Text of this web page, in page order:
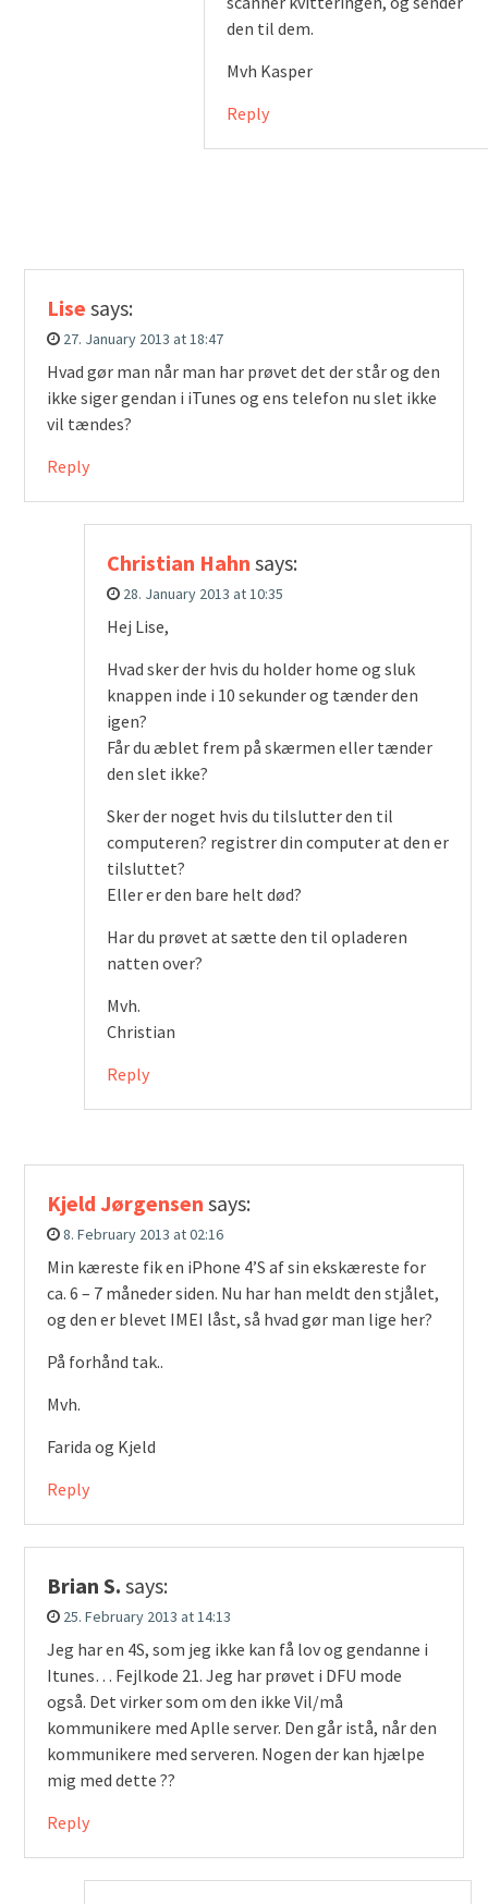
den til dem.
Mvh Kasper
Reply
Lise says:
27. January 2013 at 18:47
Hvad gør man når man har prøvet det der står og den
ikke siger gendan i iTunes og ens telefon nu slet ikke
vil tændes?
Reply
Christian Hahn says:
28. January 2013 at 10:35
Hej Lise,
Hvad sker der hvis du holder home og sluk
knappen inde i 10 sekunder og tænder den
igen?
Får du æblet frem på skærmen eller tænder
den slet ikke?
Sker der noget hvis du tilslutter den til
computeren? registrer din computer at den er
tilsluttet?
Eller er den bare helt død?
Har du prøvet at sætte den til opladeren
natten over?
Mvh.
Christian
Reply
Kjeld Jørgensen says:
8. February 2013 at 02:16
Min kæreste fik en iPhone 4’S af sin ekskæreste for
ca. 6 – 7 måneder siden. Nu har han meldt den stjålet,
og den er blevet IMEI låst, så hvad gør man lige her?
På forhånd tak..
Mvh.
Farida og Kjeld
Reply
Brian S. says:
25. February 2013 at 14:13
Jeg har en 4S, som jeg ikke kan få lov og gendanne i
Itunes… Fejlkode 21. Jeg har prøvet i DFU mode
også. Det virker som om den ikke Vil/må
kommunikere med Aplle server. Den går istå, når den
kommunikere med serveren. Nogen der kan hjælpe
mig med dette ??
Reply